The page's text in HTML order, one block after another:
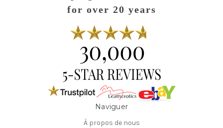
for over 20 years
Naviguer
À propos de nous